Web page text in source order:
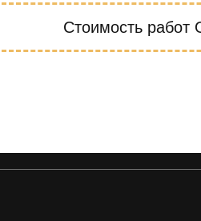
Стоимость работ